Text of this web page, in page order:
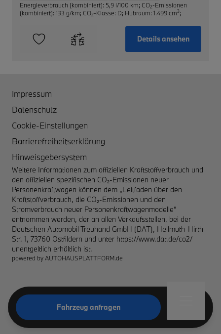
Fahrzeug anfragen
Energieverbrauch (kombiniert): 5,9 l/100 km; CO2-Emissionen
(kombiniert): 133 g/km; CO2-Klasse: D; Hubraum: 1.499 cm3;
Details ansehen
Impressum
Datenschutz
Cookie-Einstellungen
Barrierefreiheitserklärung
Hinweisgebersystem
Weitere Informationen zum offiziellen Kraftstoffverbrauch und
den offiziellen spezifischen CO₂-Emissionen neuer
Personenkraftwagen können dem „Leitfaden über den
Kraftstoffverbrauch, die CO₂-Emissionen und den
Stromverbrauch neuer Personenkraftwagenmodelle“
entnommen werden, der an allen Verkaufsstellen, bei der
Deutschen Automobil Treuhand GmbH (DAT), Hellmuth-Hirth-
Str. 1, 73760 Ostfildern und unter https://www.dat.de/co2/
unentgeltlich erhältlich ist.
powered byAUTOHAUSPLATTFORM.de